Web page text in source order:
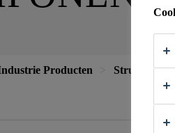
Producten Structurele